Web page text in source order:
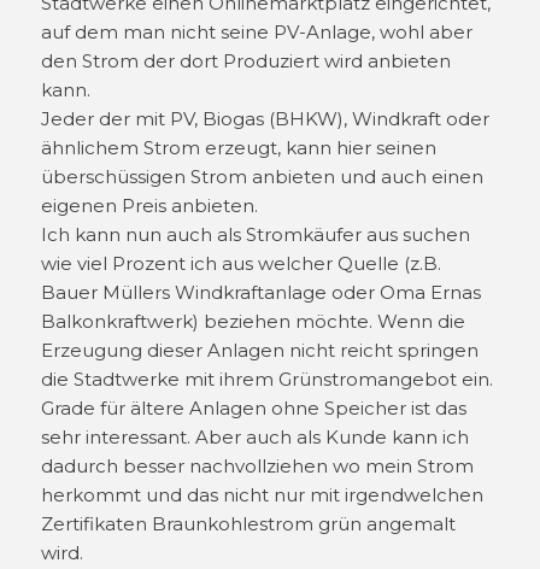
auf dem man nicht seine PV-Anlage, wohl aber
den Strom der dort Produziert wird anbieten
kann.
Jeder der mit PV, Biogas (BHKW), Windkraft oder
ähnlichem Strom erzeugt, kann hier seinen
überschüssigen Strom anbieten und auch einen
eigenen Preis anbieten.
Ich kann nun auch als Stromkäufer aus suchen
wie viel Prozent ich aus welcher Quelle (z.B.
Bauer Müllers Windkraftanlage oder Oma Ernas
Balkonkraftwerk) beziehen möchte. Wenn die
Erzeugung dieser Anlagen nicht reicht springen
die Stadtwerke mit ihrem Grünstromangebot ein.
Grade für ältere Anlagen ohne Speicher ist das
sehr interessant. Aber auch als Kunde kann ich
dadurch besser nachvollziehen wo mein Strom
herkommt und das nicht nur mit irgendwelchen
Zertifikaten Braunkohlestrom grün angemalt
wird.